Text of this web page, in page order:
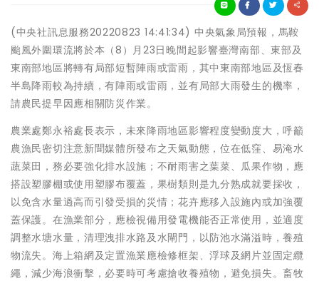
(中央社訊息服務20220823 14:41:34) 中央氣象局預報，馬鞍
颱風外圍環流將於本（8）月23日晚間起影響臺灣南部、東部及
東南部地區將轉有局部短暫陣雨或雷雨，其中東南部地區及恆春
半島降雨較為持續，有陣雨或雷雨，並有局部大雨發生的機率，
請農民提早因應相關防災作業。
農業處鄭永裕處長表示，未來降雨地區影響程度變動度大，呼籲
農漁民密切注意新聞媒體所發布之天氣動態，位在低窪、易淹水
蔬菜田，務必要強化排水設施；不耐雨害之葉菜、瓜果作物，應
搭設塑膠棚或使用塑膠布覆蓋，果樹類則是九分熟成就要採收，
以免含水量過高而引發受損的災情；花卉應移入設施內或加強覆
蓋保護。在漁業部分，應檢視備用發電機能否正常使用，並適度
調整水塘水量，清理洩排水路及水閘門，以防池水滿溢時，養殖
物流失。海上箱網及定置漁業應檢修框架、浮球及網片並固定纜
繩，減少海浪衝擊，必要時可考慮搶收養殖物，避免損失。畜牧